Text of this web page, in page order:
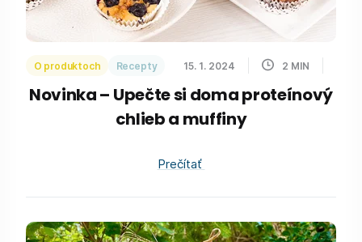
O produktoch Recepty 15. 1. 2024 2 MIN
Novinka – Upečte si doma proteínový
chlieb a muffiny
Prečítať